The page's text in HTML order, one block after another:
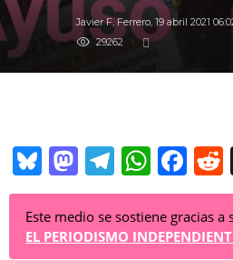
Javier F. Ferrero, 19 abril 2021
29262
Bl
u
e
M
a
st
T
el
e
W
h
at
F
a
c
Este medio se sostiene gracias a
EL PERIODISMO